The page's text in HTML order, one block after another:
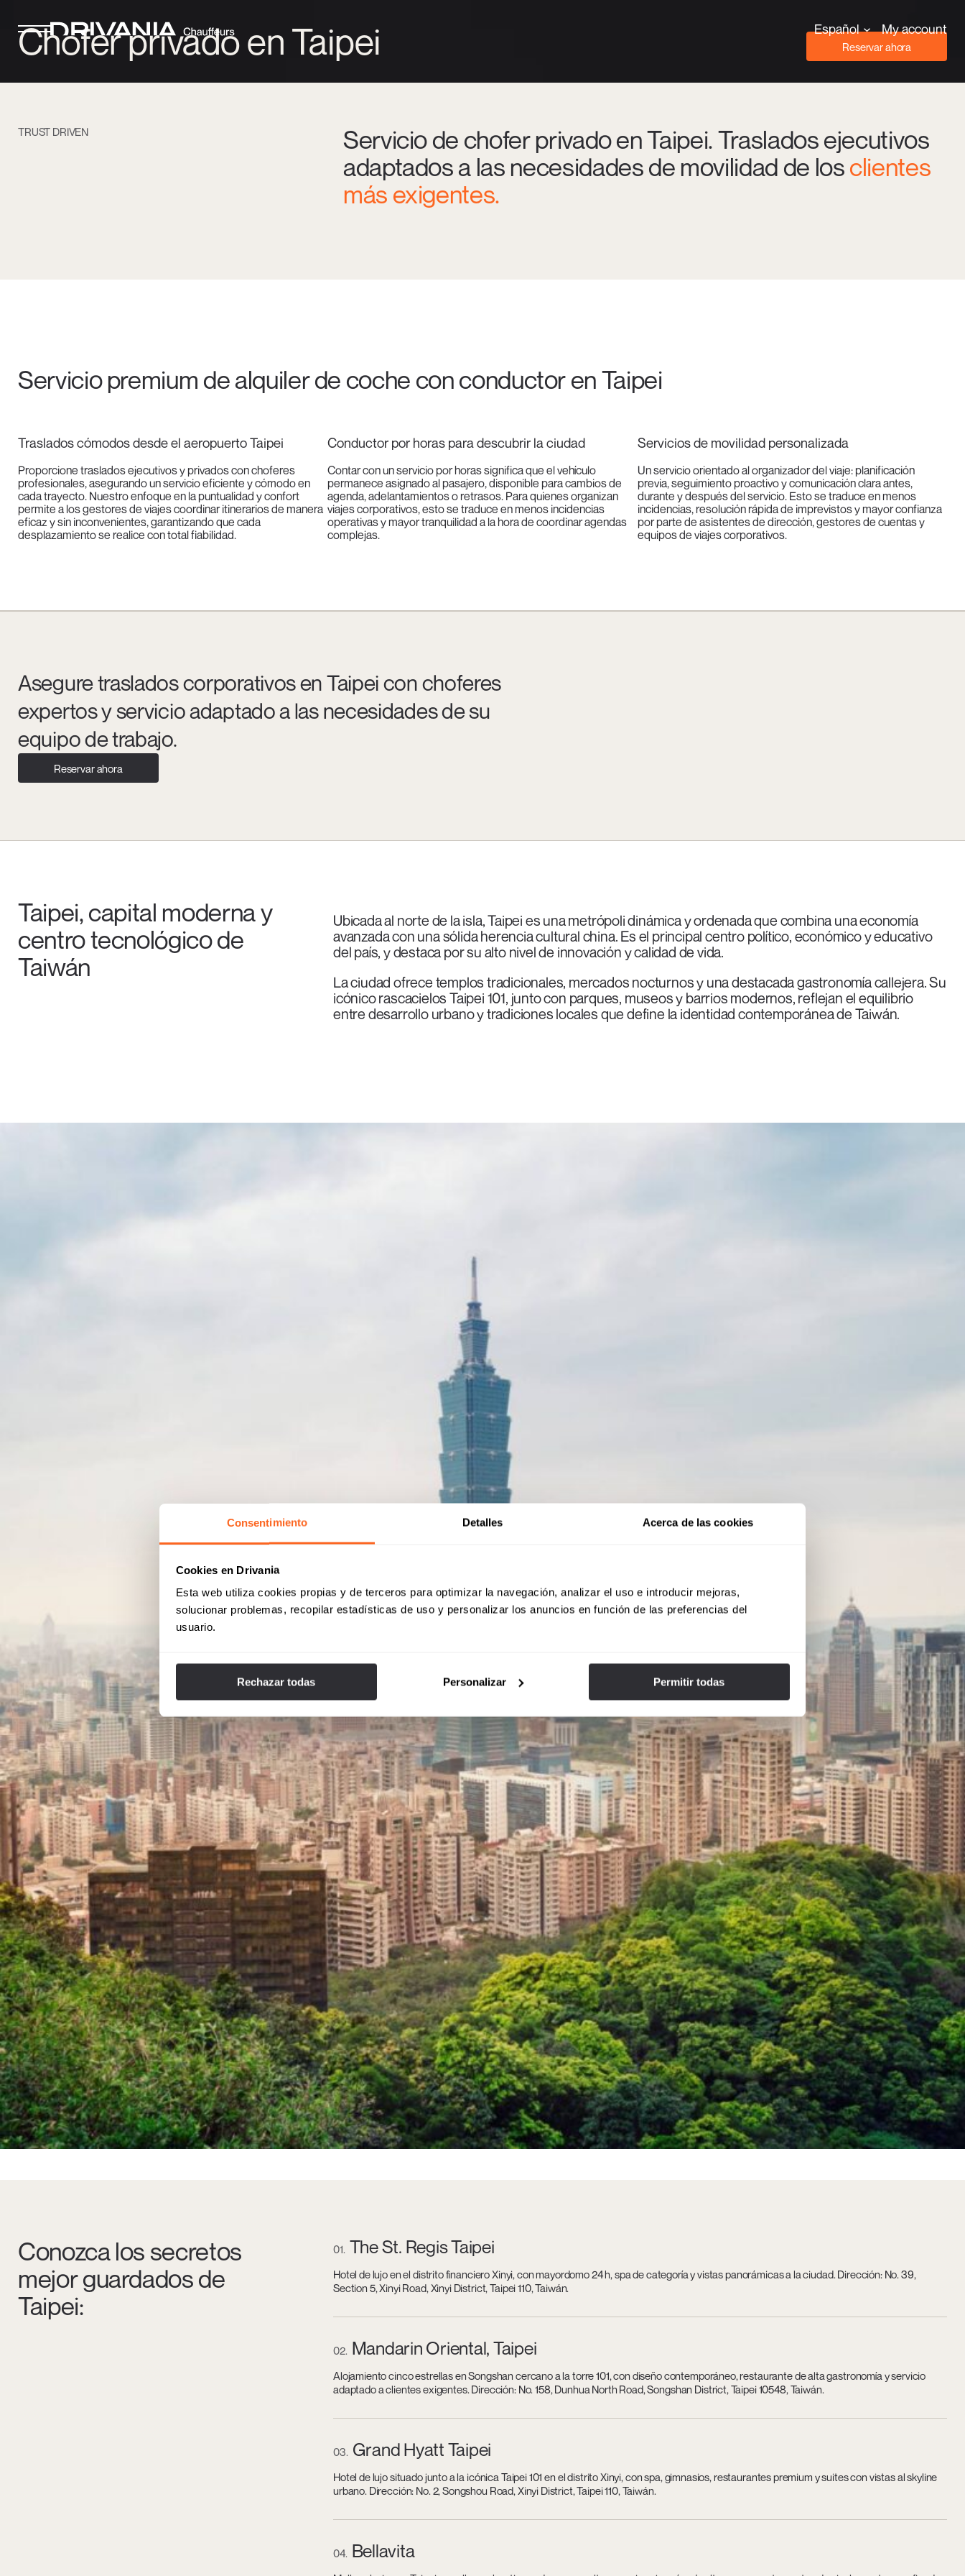
Consentimiento Detalles Acerca de las cookies
Cookies en Drivania
Esta web utiliza cookies propias y de terceros para optimizar la navegación, analizar el uso e introducir mejoras,
solucionar problemas, recopilar estadísticas de uso y personalizar los anuncios en función de las preferencias del
usuario.
Rechazar todas Personalizar Permitir todas
Español My account
Chofer privado en Taipei Reservar ahora
TRUST DRIVEN
Servicio de chofer privado en Taipei. Traslados ejecutivos
adaptados a las necesidades de movilidad de losclientes
más exigentes.
Servicio premium de alquiler de coche con conductor en Taipei
Traslados cómodos desde el aeropuerto Taipei
Proporcione traslados ejecutivos y privados con choferes
profesionales, asegurando un servicio eficiente y cómodo en
cada trayecto. Nuestro enfoque en la puntualidad y confort
permite a los gestores de viajes coordinar itinerarios de manera
eficaz y sin inconvenientes, garantizando que cada
desplazamiento se realice con total fiabilidad.
Conductor por horas para descubrir la ciudad
Contar con un servicio por horas significa que el vehículo
permanece asignado al pasajero, disponible para cambios de
agenda, adelantamientos o retrasos. Para quienes organizan
viajes corporativos, esto se traduce en menos incidencias
operativas y mayor tranquilidad a la hora de coordinar agendas
complejas.
Servicios de movilidad personalizada
Un servicio orientado al organizador del viaje: planificación
previa, seguimiento proactivo y comunicación clara antes,
durante y después del servicio. Esto se traduce en menos
incidencias, resolución rápida de imprevistos y mayor confianza
por parte de asistentes de dirección, gestores de cuentas y
equipos de viajes corporativos.
Asegure traslados corporativos en Taipei con choferes
expertos y servicio adaptado a las necesidades de su
equipo de trabajo.
Reservar ahora
Taipei, capital moderna y
centro tecnológico de
Taiwán
Ubicada al norte de la isla, Taipei es una metrópoli dinámica y ordenada que combina una economía
avanzada con una sólida herencia cultural china. Es el principal centro político, económico y educativo
del país, y destaca por su alto nivel de innovación y calidad de vida.
La ciudad ofrece templos tradicionales, mercados nocturnos y una destacada gastronomía callejera. Su
icónico rascacielos Taipei 101, junto con parques, museos y barrios modernos, reflejan el equilibrio
entre desarrollo urbano y tradiciones locales que define la identidad contemporánea de Taiwán.
Conozca los secretos
mejor guardados de
Taipei:
01 The St. Regis Taipei
Hotel de lujo en el distrito financiero Xinyi, con mayordomo 24 h, spa de categoría y vistas panorámicas a la ciudad. Dirección: No. 39,
Section 5, Xinyi Road, Xinyi District, Taipei 110, Taiwán.
02 Mandarin Oriental, Taipei
Alojamiento cinco estrellas en Songshan cercano a la torre 101, con diseño contemporáneo, restaurante de alta gastronomía y servicio
adaptado a clientes exigentes. Dirección: No. 158, Dunhua North Road, Songshan District, Taipei 10548, Taiwán.
03 Grand Hyatt Taipei
Hotel de lujo situado junto a la icónica Taipei 101 en el distrito Xinyi, con spa, gimnasios, restaurantes premium y suites con vistas al skyline
urbano. Dirección: No. 2, Songshou Road, Xinyi District, Taipei 110, Taiwán.
04 Bellavita